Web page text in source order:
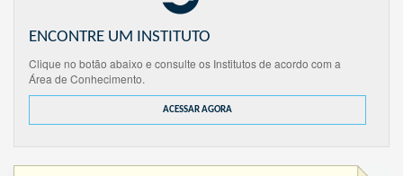
ENCONTRE UM INSTITUTO
Clique no botão abaixo e consulte os Institutos de acordo com a
Área de Conhecimento.
ACESSAR AGORA